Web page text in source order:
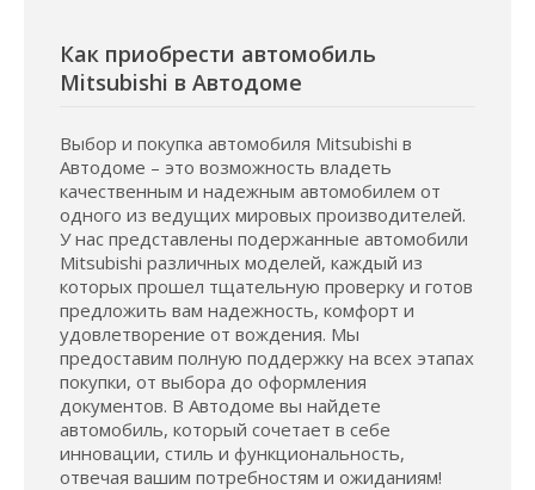
Как приобрести автомобиль
Mitsubishi в Автодоме
Выбор и покупка автомобиля Mitsubishi в
Автодоме – это возможность владеть
качественным и надежным автомобилем от
одного из ведущих мировых производителей.
У нас представлены подержанные автомобили
Mitsubishi различных моделей, каждый из
которых прошел тщательную проверку и готов
предложить вам надежность, комфорт и
удовлетворение от вождения. Мы
предоставим полную поддержку на всех этапах
покупки, от выбора до оформления
документов. В Автодоме вы найдете
автомобиль, который сочетает в себе
инновации, стиль и функциональность,
отвечая вашим потребностям и ожиданиям!